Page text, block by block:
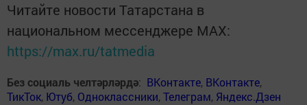
Читайте новости Татарстана в
национальном мессенджере MАХ:
https://max.ru/tatmedia
Без социаль челтәрләрдә: ВКонтакте, ВКонтакте,
ТикТок, Ютуб, Одноклассники,Телеграм, Яндекс.Дзен